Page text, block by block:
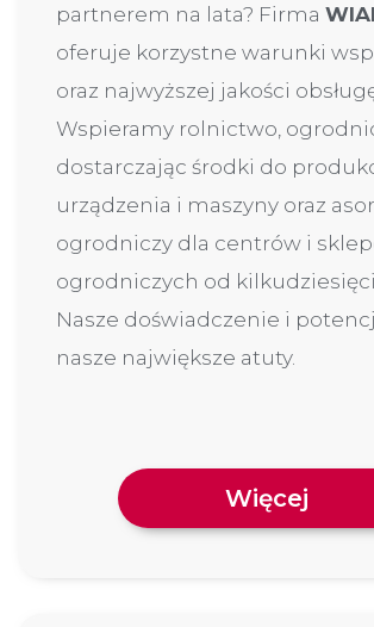
partnerem na lata? Firma
oferuje korzystne warunki
oraz najwyższej jakości
Wspieramy rolnictwo,
dostarczając środki do
urządzenia i maszyny oraz
ogrodniczy dla centrów i
ogrodniczych od
Nasze doświadczenie i
nasze największe atuty.
Więcej